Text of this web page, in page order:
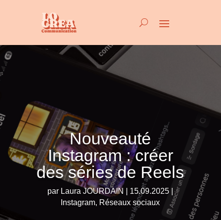
Nouveauté
Instagram : créer
des séries de Reels
par Laura JOURDAIN
15.09.2025
Instagram, Réseaux sociaux